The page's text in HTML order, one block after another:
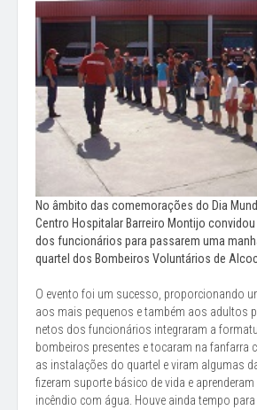
No âmbito das comemorações do Dia
Centro Hospitalar Barreiro Montijo
dos funcionários para passarem uma
quartel dos Bombeiros Voluntários de
O evento foi um sucesso, proporcionando
aos mais pequenos e também aos adultos
netos dos funcionários integraram a
bombeiros presentes e tocaram na fanfarra
as instalações do quartel e viram algumas
fizeram suporte básico de vida e
incêndio com água. Houve ainda tempo